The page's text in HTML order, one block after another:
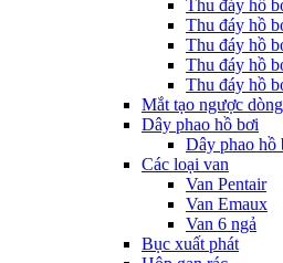
Thu đáy hồ
Thu đáy hồ
Thu đáy hồ
Thu đáy hồ
Thu đáy hồ
Mắt tạo ngược dòng
Dây phao hồ bơi
Dây phao hồ
Các loại van
Van Pentair
Van Emaux
Van 6 ngả
Bục xuất phát